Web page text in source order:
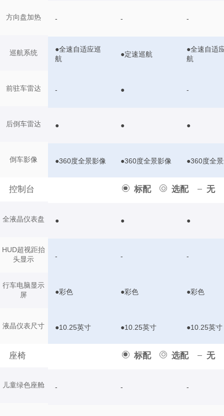
方向盘加热
巡航系统
前驻车雷达
后倒车雷达
倒车影像
控制台 标配 选配 无
全液晶仪表盘
HUD超视距抬
头显示
行车电脑显示
屏
液晶仪表尺寸
座椅 标配 选配 无
儿童绿色座舱
- - -
●全速自适应巡
航
●定速巡航
●全速自适
航
- ● -
● ● ●
●360度全景影像 ●360度全景影像 ●360度全
● ● ●
- - -
●彩色 ●彩色 ●彩色
●10.25英寸 ●10.25英寸 ●10.25英寸
- - -